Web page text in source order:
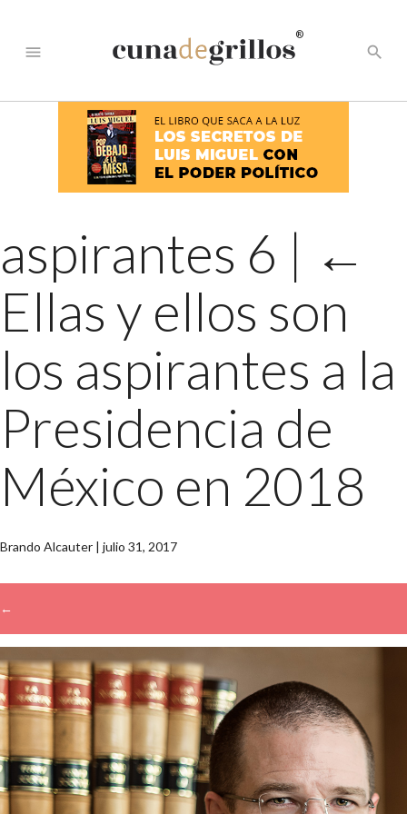
menu
®
search
aspirantes 6 | ←
Ellas y ellos son
los aspirantes a la
Presidencia de
México en 2018
Brando Alcauter | julio 31, 2017
←
→